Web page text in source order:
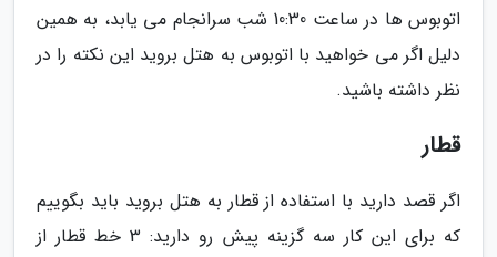
اتوبوس ها در ساعت 10:30 شب سرانجام می یابد، به همین
دلیل اگر می خواهید با اتوبوس به هتل بروید این نکته را در
نظر داشته باشید.
قطار
اگر قصد دارید با استفاده از قطار به هتل بروید باید بگوییم
که برای این کار سه گزینه پیش رو دارید: 3 خط قطار از